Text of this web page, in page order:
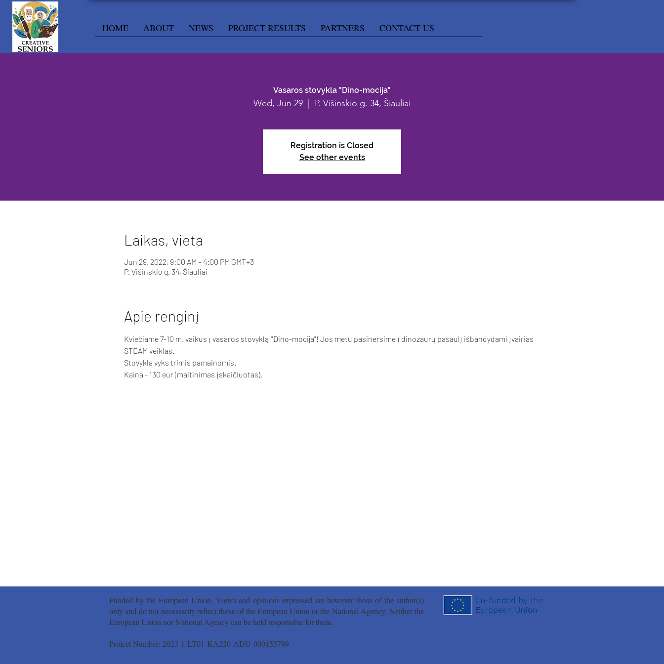
HOME ABOUT NEWS PROJECT RESULTS PARTNERS CONTACT US
Vasaros stovykla "Dino-mocija"
Wed, Jun 29 P. Višinskio g. 34, Šiauliai
Registration is Closed
See other events
Laikas, vieta
Jun 29, 2022, 9:00 AM – 4:00 PM GMT+3
P. Višinskio g. 34, Šiauliai
Apie renginį
Kviečiame 7-10 m. vaikus į vasaros stovyklą "Dino-mocija"! Jos metu pasinersime į dinozaurų pasaulį išbandydami įvairias
STEAM veiklas.
Stovykla vyks trimis pamainomis.
Kaina - 130 eur (maitinimas įskaičiuotas).
Funded by the European Union. Views and opinions expressed are however those of the author(s)
only and do not necessarily reflect those of the European Union or the National Agency. Neither the
European Union nor National Agency can be held responsible for them.
Project Number: 2023-1-LT01-KA220-ADU-000155789